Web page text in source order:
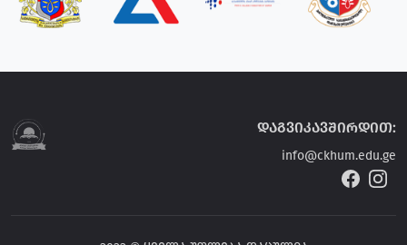
დაგვიკავშირდით:
info@ckhum.edu.ge